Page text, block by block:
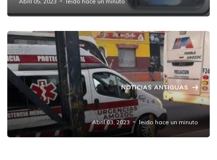
NOTICIAS ANTIGUAS
Balean a joven pasajero en Chachapa
Abril 03, 2023 leido hace un minuto